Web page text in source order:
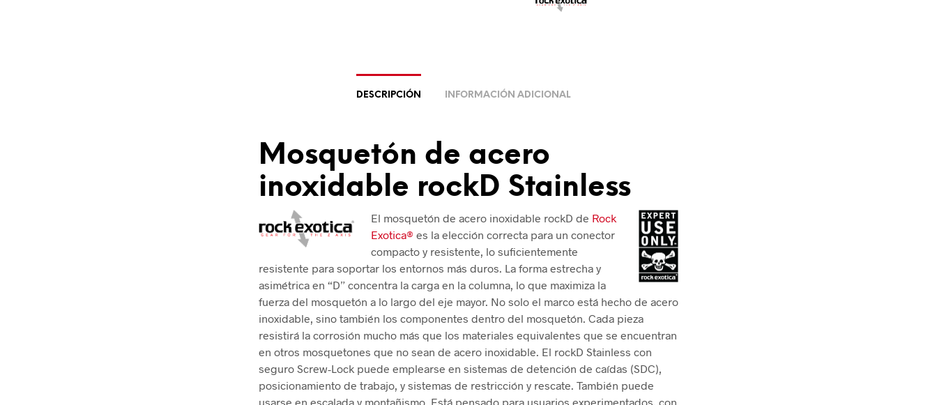
DESCRIPCIÓN INFORMACIÓN ADICIONAL
Mosquetón de acero
inoxidable rockD Stainless
El mosquetón de acero inoxidable rockD de Rock
Exotica® es la elección correcta para un conector
compacto y resistente, lo suficientemente
resistente para soportar los entornos más duros. La forma estrecha y
asimétrica en “D” concentra la carga en la columna, lo que maximiza la
fuerza del mosquetón a lo largo del eje mayor. No solo el marco está hecho de acero
inoxidable, sino también los componentes dentro del mosquetón. Cada pieza
resistirá la corrosión mucho más que los materiales equivalentes que se encuentran
en otros mosquetones que no sean de acero inoxidable. El rockD Stainless con
seguro Screw-Lock puede emplearse en sistemas de detención de caídas (SDC),
posicionamiento de trabajo, y sistemas de restricción y rescate. También puede
usarse en escalada y montañismo. Está pensado para usuarios experimentados, con